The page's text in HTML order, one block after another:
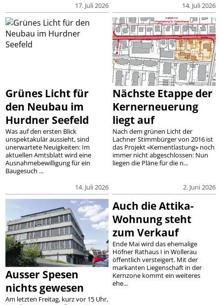
17. Juli 2026 14. Juli 2026
Grünes Licht für
den Neubau im
Hurdner Seefeld
14. Juli 2026
Was auf den ersten Blick
unspektakulär aussieht, sind
unerwartete Neuigkeiten: Im
aktuellen Amtsblatt wird eine
Ausnahmebewilligung für ein
Baugesuch ...
Nächste Etappe der
Kernerneuerung
liegt auf
2. Juni 2026
Nach dem grünen Licht der
Lachner Stimmbürger von 2016 ist
das Projekt «Kernentlastung» noch
immer nicht abgeschlossen: Nun
liegen die Pläne für die n...
Ausser Spesen
nichts gewesen
Am letzten Freitag, kurz vor 15 Uhr,
Auch die Attika-
Wohnung steht
zum Verkauf
Ende Mai wird das ehemalige
Höfner Rathaus I in Wollerau
öffentlich versteigert. Mit der
markanten Liegenschaft in der
Kernzone kommt ein weiteres
ehe...